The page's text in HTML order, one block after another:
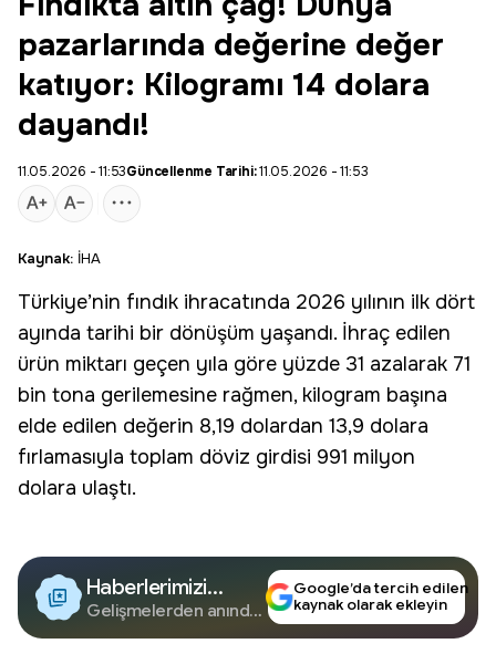
pazarlarında değerine değer
katıyor: Kilogramı 14 dolara
dayandı!
11.05.2026 - 11:53Güncellenme Tarihi:11.05.2026 - 11:53
Kaynak: İHA
Türkiye’nin fındık ihracatında 2026 yılının ilk dört
ayında tarihi bir dönüşüm yaşandı. İhraç edilen
ürün miktarı geçen yıla göre yüzde 31 azalarak 71
bin tona gerilemesine rağmen, kilogram başına
elde edilen değerin 8,19 dolardan 13,9 dolara
fırlamasıyla toplam döviz girdisi 991 milyon
dolara ulaştı.
Haberlerimizi
Google'da Takip
Edin
Gelişmelerden anında
Google’da tercih edilen
kaynak olarak ekleyin